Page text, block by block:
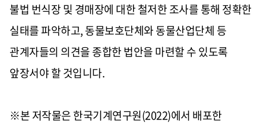
불법 번식장 및 경매장에 대한 철저한 조사를 통해 정확한
실태를 파악하고,동물보호단체와 동물산업단체 등
관계자들의 의견을 종합한 법안을 마련할 수 있도록
앞장서야 할 것입니다.
※본 저작물은 한국기계연구원(2022)에서 배포한